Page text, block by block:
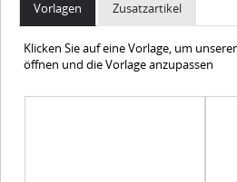
Vorlagen Zusatzartikel
Klicken Sie auf eine Vorlage, um
öffnen und die Vorlage anzupassen